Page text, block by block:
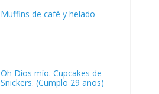
Muffins de café y helado
Oh Dios mío. Cupcakes de
Snickers. (Cumplo 29 años)